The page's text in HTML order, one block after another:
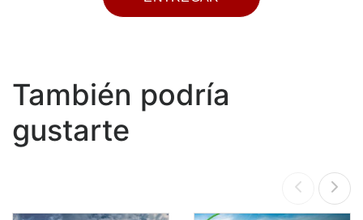
También podría
gustarte